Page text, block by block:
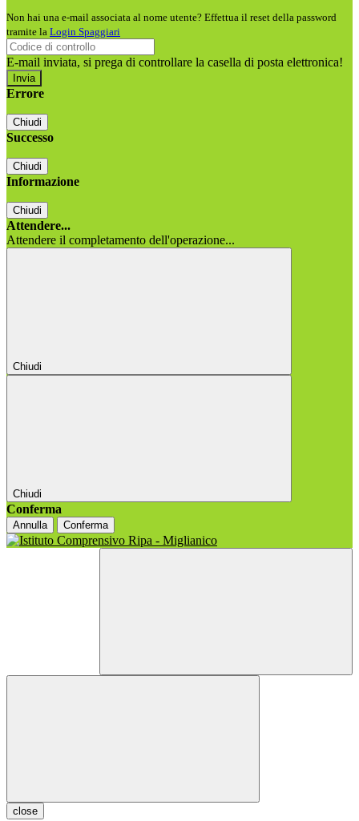
Non hai una e-mail associata al nome utente? Effettua il reset della password
tramite la Login Spaggiari
E-mail inviata, si prega di controllare la casella di posta elettronica!
Errore
Chiudi
Successo
Chiudi
Informazione
Chiudi
Attendere...
Attendere il completamento dell'operazione...
Chiudi
Chiudi
Conferma
Annulla Conferma
close